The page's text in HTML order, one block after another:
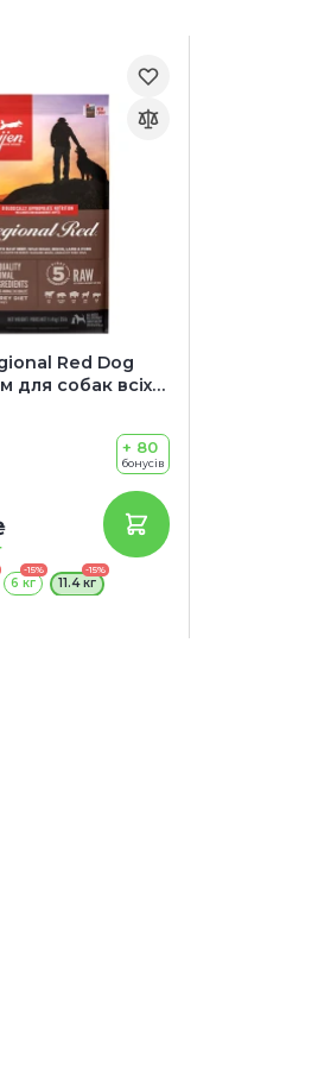
Red Dog
для собак всіх
+ 80
бонусів
-15%
6 кг
-15%
11.4 кг